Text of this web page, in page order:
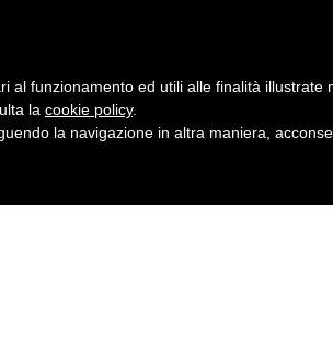
al funzionamento ed utili alle finalità illustrate
la cookie policy.
la navigazione in altra maniera,